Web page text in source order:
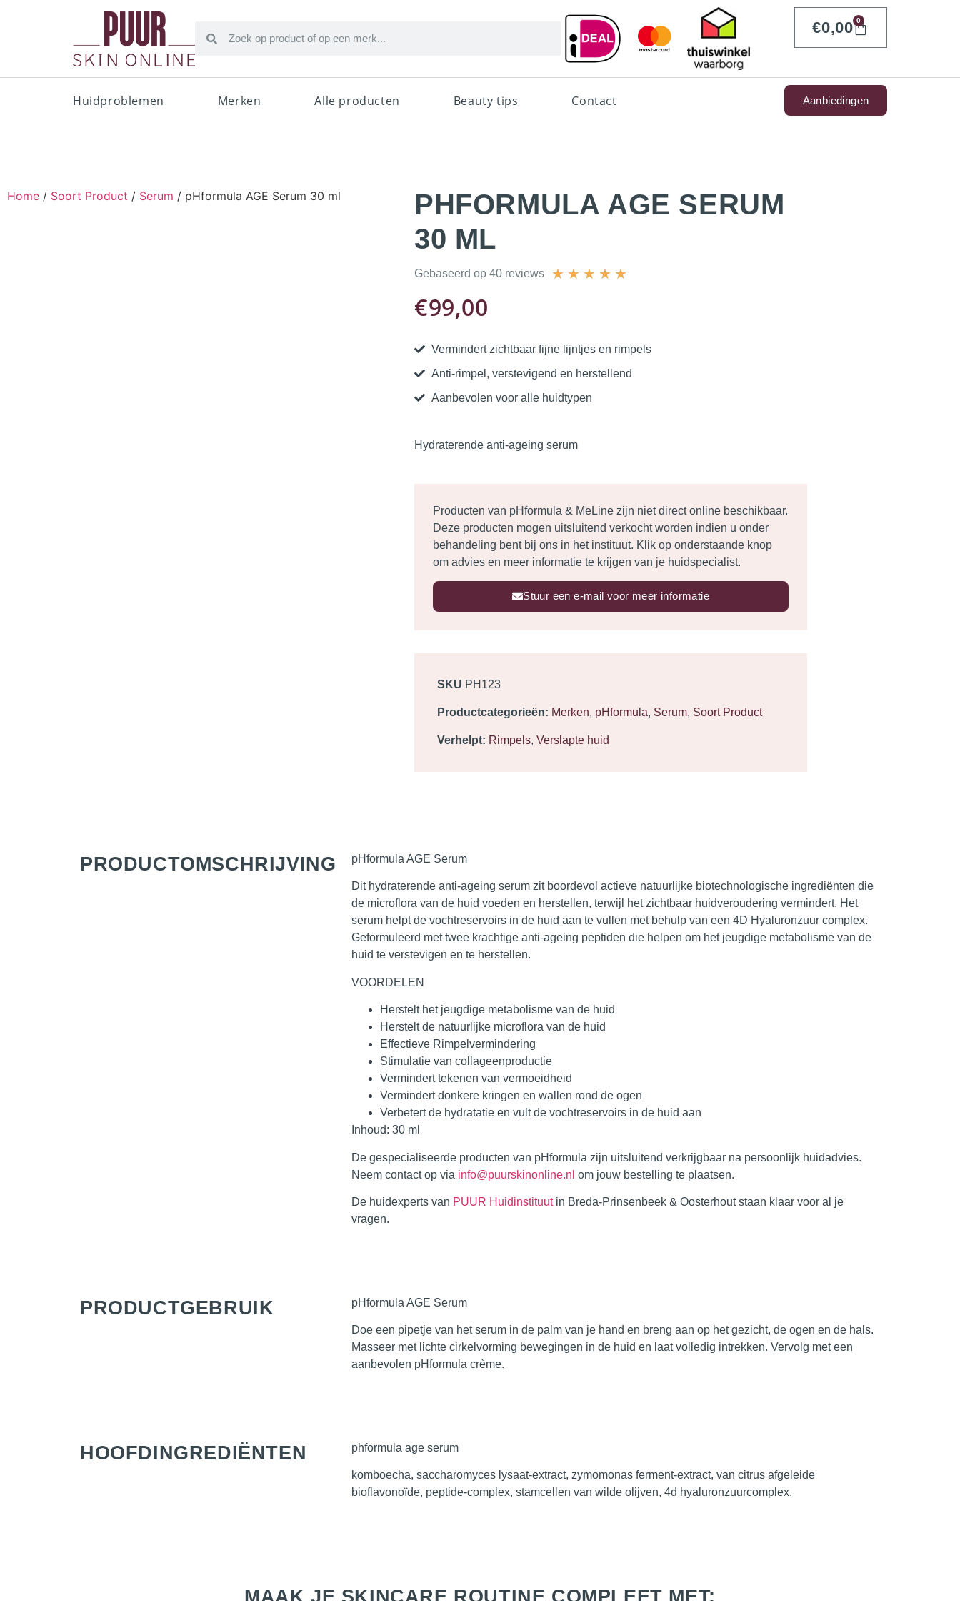
€0,00 0
Huidproblemen Merken Alle producten Beauty tips Contact Aanbiedingen
Home / Soort Product / Serum / pHformula AGE Serum 30 ml
PHFORMULA AGE SERUM
30 ML
Gebaseerd op 40 reviews ★ ★ ★ ★ ★
€99,00
Vermindert zichtbaar fijne lijntjes en rimpels
Anti-rimpel, verstevigend en herstellend
Aanbevolen voor alle huidtypen
Hydraterende anti-ageing serum
Producten van pHformula & MeLine zijn niet direct online beschikbaar.
Deze producten mogen uitsluitend verkocht worden indien u onder
behandeling bent bij ons in het instituut. Klik op onderstaande knop
om advies en meer informatie te krijgen van je huidspecialist.
Stuur een e-mail voor meer informatie
SKU PH123
Productcategorieën: Merken, pHformula, Serum, Soort Product
Verhelpt: Rimpels, Verslapte huid
PRODUCT­OMSCHRIJVING pHformula AGE Serum
Dit hydraterende anti-ageing serum zit boordevol actieve natuurlijke biotechnologische ingrediënten die
de microflora van de huid voeden en herstellen, terwijl het zichtbaar huidveroudering vermindert. Het
serum helpt de vochtreservoirs in de huid aan te vullen met behulp van een 4D Hyaluronzuur complex.
Geformuleerd met twee krachtige anti-ageing peptiden die helpen om het jeugdige metabolisme van de
huid te verstevigen en te herstellen.
VOORDELEN
Herstelt het jeugdige metabolisme van de huid
Herstelt de natuurlijke microflora van de huid
Effectieve Rimpelvermindering
Stimulatie van collageenproductie
Vermindert tekenen van vermoeidheid
Vermindert donkere kringen en wallen rond de ogen
Verbetert de hydratatie en vult de vochtreservoirs in de huid aan
Inhoud: 30 ml
De gespecialiseerde producten van pHformula zijn uitsluitend verkrijgbaar na persoonlijk huidadvies.
Neem contact op via info@puurskinonline.nl om jouw bestelling te plaatsen.
De huidexperts van PUUR Huidinstituut in Breda-Prinsenbeek & Oosterhoutstaan klaar voor al je
vragen.
PRODUCTGEBRUIK pHformula AGE Serum
Doe een pipetje van het serum in de palm van je hand en breng aan op het gezicht, de ogen en de hals.
Masseer met lichte cirkelvorming bewegingen in de huid en laat volledig intrekken. Vervolg met een
aanbevolen pHformula crème.
HOOFD­INGREDIËNTEN phformula age serum
komboecha, saccharomyces lysaat-extract, zymomonas ferment-extract, van citrus afgeleide
bioflavonoïde, peptide-complex, stamcellen van wilde olijven, 4d hyaluronzuurcomplex.
MAAK JE SKINCARE ROUTINE COMPLEET MET: